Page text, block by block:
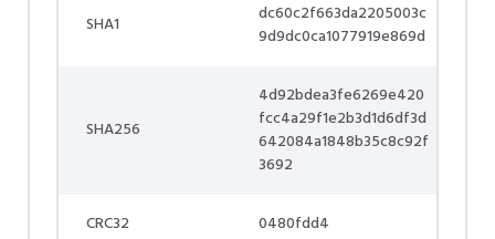
SHA1
dc60c2f663da2205003c
9d9dc0ca1077919e869d
SHA256
4d92bdea3fe6269e420
fcc4a29f1e2b3d1d6df3d
642084a1848b35c8c92f
3692
CRC32 0480fdd4